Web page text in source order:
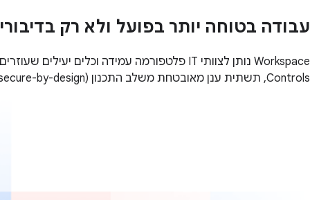
עבודה בטוחה יותר בפועל ולא רק
Controls, תשתית ענן מאובטחת משלב התכנון (secure-by-design) ועוד.